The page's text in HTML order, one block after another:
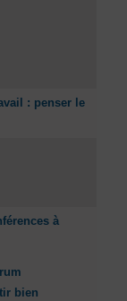
: penser le
à
bien